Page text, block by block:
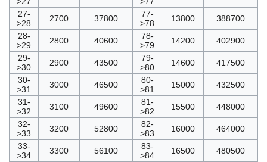
27-
>28
2700 37800
77-
>78
13800
388700
28-
>29
2800 40600
78-
>79
14200
402900
29-
>30
2900 43500
79-
>80
14600
417500
30-
>31
3000 46500
80-
>81
15000
432500
31-
>32
3100 49600
81-
>82
15500
448000
32-
>33
3200 52800
82-
>83
16000
464000
33-
>34
3300 56100
83-
>84
16500
480500